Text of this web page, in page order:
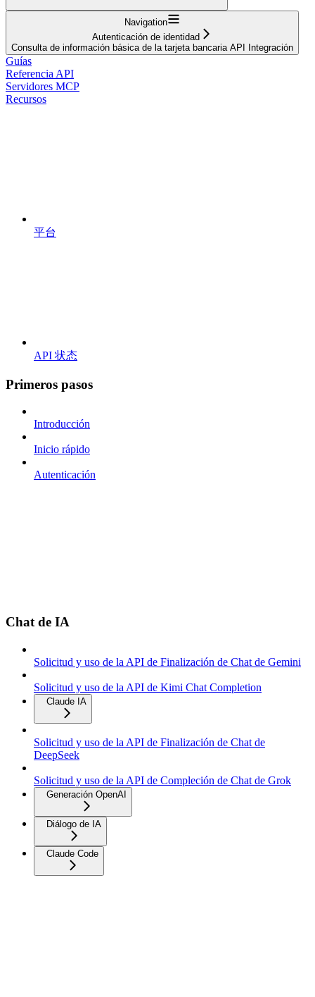
Navigation
Autenticación de identidad
Consulta de información básica de la tarjeta bancaria API Integración
Guías
Referencia API
Servidores MCP
Recursos
平台
API 状态
Primeros pasos
Introducción
Inicio rápido
Autenticación
Chat de IA
Solicitud y uso de la API de Finalización de Chat de Gemini
Solicitud y uso de la API de Kimi Chat Completion
Claude IA
Solicitud y uso de la API de Finalización de Chat de
DeepSeek
Solicitud y uso de la API de Compleción de Chat de Grok
Generación OpenAI
Diálogo de IA
Claude Code